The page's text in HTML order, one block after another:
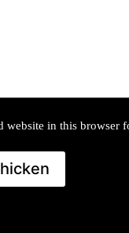
website in this browser